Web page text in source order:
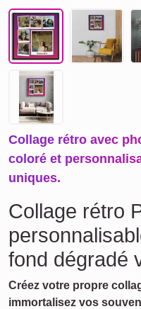
Collage rétro avec
coloré et
uniques.
Collage rétro
fond dégradé
Créez votre propre
immortalisez vos